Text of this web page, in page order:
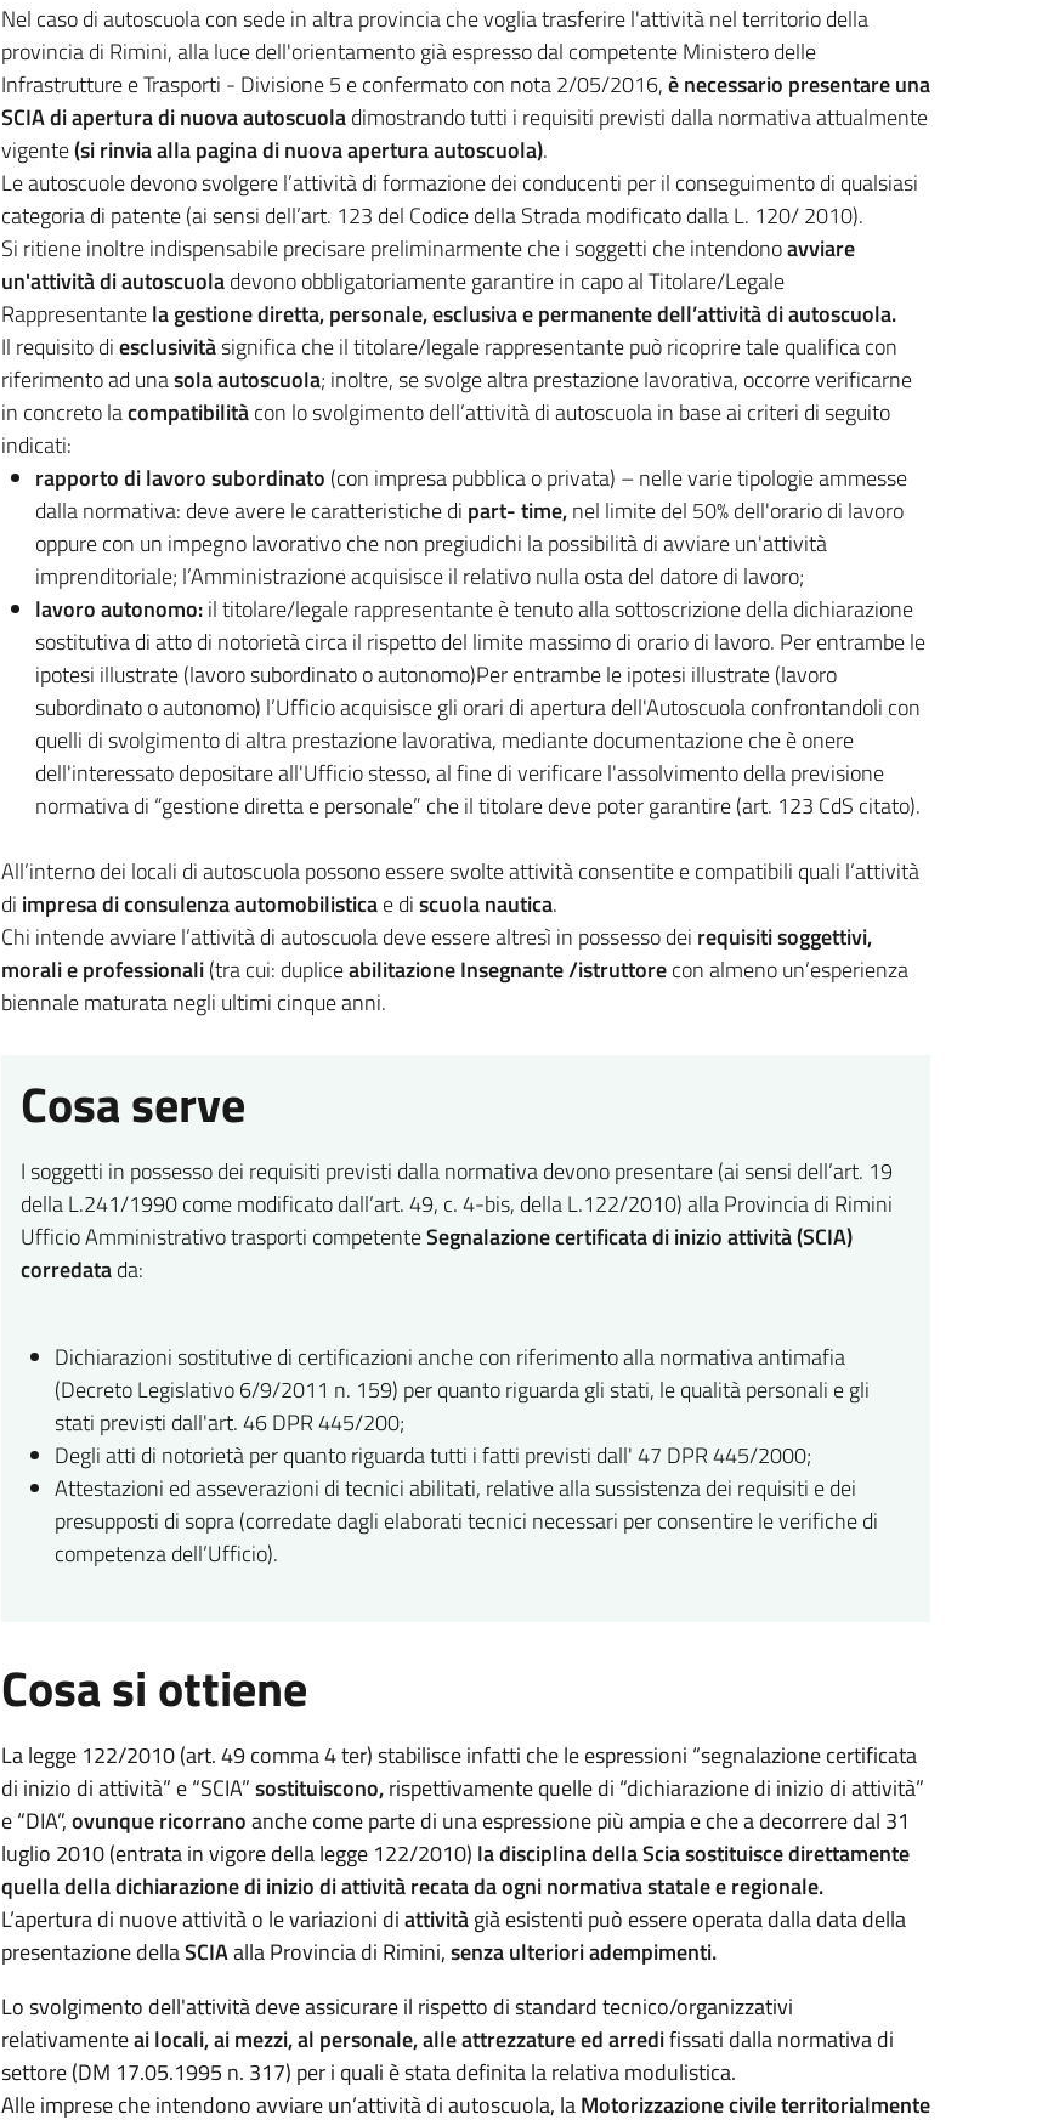
Nel caso di autoscuola con sede in altra provincia che voglia trasferire l'attività nel territorio della
provincia di Rimini, alla luce dell'orientamento già espresso dal competente Ministero delle
Infrastrutture e Trasporti - Divisione 5 e confermato con nota 2/05/2016,è necessario presentare una
SCIA di apertura di nuova autoscuoladimostrando tutti i requisiti previsti dalla normativa attualmente
vigente(si rinvia alla pagina di nuova apertura autoscuola).
Le autoscuole devono svolgere l’attività di formazione dei conducenti per il conseguimento di qualsiasi
categoria di patente (ai sensi dell’art. 123 del Codice della Strada modificato dalla L. 120/ 2010).
Si ritiene inoltre indispensabile precisare preliminarmente che i soggetti che intendonoavviare
un'attività di autoscuoladevono obbligatoriamente garantire in capo al Titolare/Legale
Rappresentantela gestione diretta, personale, esclusiva e permanente dell’attività di autoscuola.
Il requisito diesclusivitàsignifica che il titolare/legale rappresentante può ricoprire tale qualifica con
riferimento ad unasola autoscuola; inoltre, se svolge altra prestazione lavorativa, occorre verificarne
in concreto lacompatibilitàcon lo svolgimento dell’attività di autoscuola in base ai criteri di seguito
indicati:
rapporto di lavoro subordinato (con impresa pubblica o privata) – nelle varie tipologie ammesse
dalla normativa: deve avere le caratteristiche di part- time,nel limite del 50% dell'orario di lavoro
oppure con un impegno lavorativo che non pregiudichi la possibilità di avviare un'attività
imprenditoriale; l’Amministrazione acquisisce il relativo nulla osta del datore di lavoro;
lavoro autonomo:il titolare/legale rappresentante è tenuto alla sottoscrizione della dichiarazione
sostitutiva di atto di notorietà circa il rispetto del limite massimo di orario di lavoro. Per entrambe le
ipotesi illustrate (lavoro subordinato o autonomo)Per entrambe le ipotesi illustrate (lavoro
subordinato o autonomo) l’Ufficio acquisisce gli orari di apertura dell'Autoscuola confrontandoli con
quelli di svolgimento di altra prestazione lavorativa, mediante documentazione che è onere
dell'interessato depositare all'Ufficio stesso, al fine di verificare l'assolvimento della previsione
normativa di “gestione diretta e personale” che il titolare deve poter garantire (art. 123 CdS citato).
All’interno dei locali di autoscuola possono essere svolte attività consentite e compatibili quali l’attività
di impresa di consulenza automobilisticae discuola nautica.
Chi intende avviare l’attività di autoscuola deve essere altresì in possesso dei requisiti soggettivi,
morali e professionali(tra cui: dupliceabilitazione Insegnante /istruttorecon almeno un’esperienza
biennale maturata negli ultimi cinque anni.
Cosa serve
I soggetti in possesso dei requisiti previsti dalla normativa devono presentare (ai sensi dell’art. 19
della L.241/1990 come modificato dall’art. 49, c. 4-bis, della L.122/2010) alla Provincia di Rimini
Ufficio Amministrativo trasporti competenteSegnalazione certificata di inizio attività (SCIA)
corredatada:
Dichiarazioni sostitutive di certificazioni anche con riferimento alla normativa antimafia
(Decreto Legislativo 6/9/2011 n. 159) per quanto riguarda gli stati, le qualità personali e gli
stati previsti dall'art. 46 DPR 445/200;
Degli atti di notorietà per quanto riguarda tutti i fatti previsti dall' 47 DPR 445/2000;
Attestazioni ed asseverazioni di tecnici abilitati, relative alla sussistenza dei requisiti e dei
presupposti di sopra (corredate dagli elaborati tecnici necessari per consentire le verifiche di
competenza dell’Ufficio).
Cosa si ottiene
La legge 122/2010 (art. 49 comma 4 ter) stabilisce infatti che le espressioni “segnalazione certificata
di inizio di attività” e “SCIA”sostituiscono,rispettivamente quelle di “dichiarazione di inizio di attività”
e “DIA”,ovunque ricorranoanche come parte di una espressione più ampia e che a decorrere dal 31
luglio 2010 (entrata in vigore della legge 122/2010) la disciplina della Scia sostituisce direttamente
quella della dichiarazione di inizio di attività recata da ogni normativa statale e regionale.
L’apertura di nuove attività o le variazioni diattivitàgià esistenti può essere operata dalla data della
presentazione dellaSCIAalla Provincia di Rimini,senza ulteriori adempimenti.
Lo svolgimento dell'attività deve assicurare il rispetto di standard tecnico/organizzativi
relativamenteai locali, ai mezzi, al personale, alle attrezzature ed arredifissati dalla normativa di
settore (DM 17.05.1995 n. 317) per i quali è stata definita la relativa modulistica.
Alle imprese che intendono avviare un’attività di autoscuola, laMotorizzazione civile territorialmente